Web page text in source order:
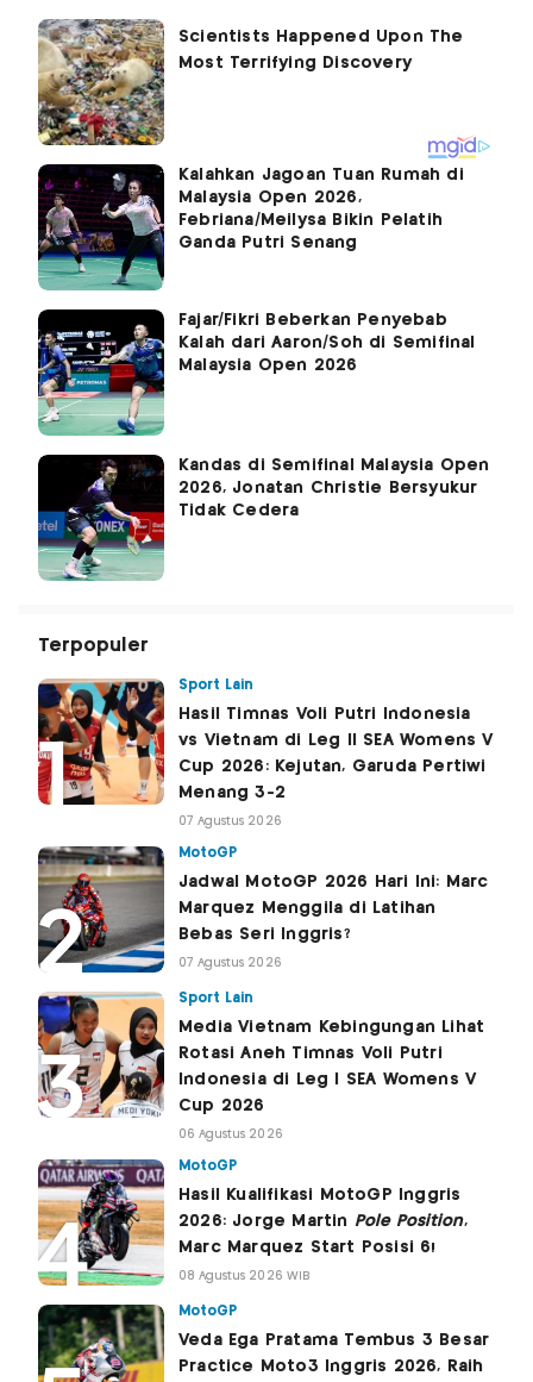
Kalahkan Jagoan Tuan Rumah di
Malaysia Open 2026,
Febriana/Meilysa Bikin Pelatih
Ganda Putri Senang
Fajar/Fikri Beberkan Penyebab
Kalah dari Aaron/Soh di Semifinal
Malaysia Open 2026
Kandas di Semifinal Malaysia Open
2026, Jonatan Christie Bersyukur
Tidak Cedera
Terpopuler
Sport Lain
Hasil Timnas Voli Putri Indonesia
vs Vietnam di Leg II SEA Womens V
Cup 2026: Kejutan, Garuda Pertiwi
Menang 3-2
07 Agustus 2026
MotoGP
Jadwal MotoGP 2026 Hari Ini: Marc
Marquez Menggila di Latihan
Bebas Seri Inggris?
07 Agustus 2026
Sport Lain
Media Vietnam Kebingungan Lihat
Rotasi Aneh Timnas Voli Putri
Indonesia di Leg I SEA Womens V
Cup 2026
06 Agustus 2026
MotoGP
Hasil Kualifikasi MotoGP Inggris
2026: Jorge Martin Pole Position,
Marc Marquez Start Posisi 6!
08 Agustus 2026 WIB
MotoGP
Veda Ega Pratama Tembus 3 Besar
Practice Moto3 Inggris 2026, Raih